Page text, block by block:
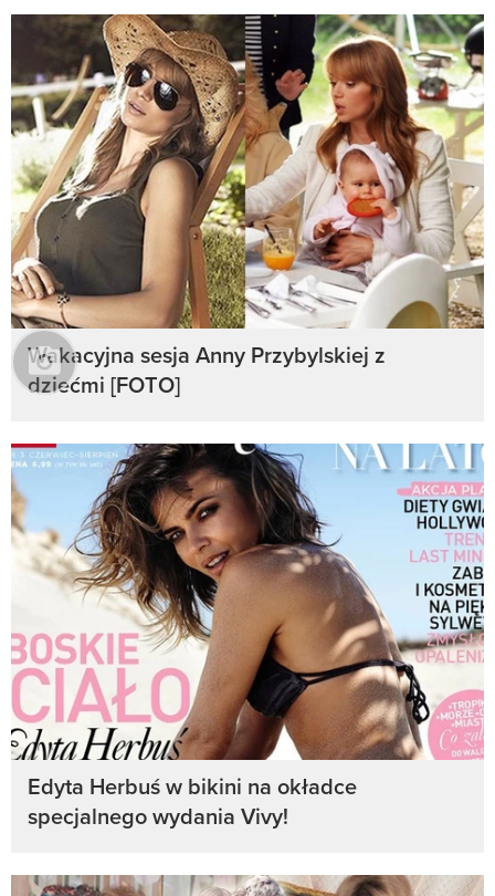
Wakacyjna sesja Anny Przybylskiej z
dziećmi [FOTO]
Edyta Herbuś w bikini na okładce
specjalnego wydania Vivy!